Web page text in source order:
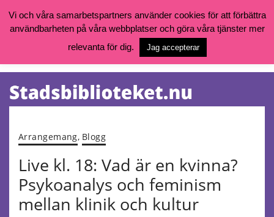
Vill du söka böcker, logga in på ditt bibliotekskonto eller nå övriga
goteborg.se/bibliotek
Öppettider, katalog och kontakt
Tjänster
Arrangemang, Blogg
Live kl. 18: Vad är en kvinna?
Psykoanalys och feminism
mellan klinik och kultur
Vi och våra samarbetspartners använder cookies för att förbättra
användbarheten på våra webbplatser och göra våra tjänster mer
relevanta för dig.
Jag accepterar